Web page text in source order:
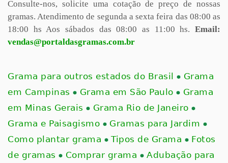
Consulte-nos, solicite uma cotação de preço de nossas
gramas. Atendimento de segunda a sexta feira das 08:00 as
18:00 hs Aos sábados das 08:00 as 11:00 hs.Email:
vendas@portaldasgramas.com.br
Grama para outros estados do Brasil
Grama
em Campinas
Grama em São Paulo
Grama
em Minas Gerais
Grama Rio de Janeiro
Grama e Paisagismo
Gramas para Jardim
Como plantar grama
Tipos de Grama
Fotos
de gramas
Comprar grama
Adubação para